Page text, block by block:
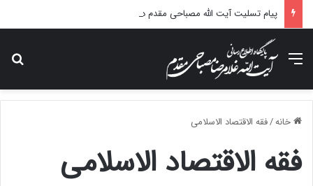
منو
خانه/فقه الاقتصاد الاسلامی
فقه الاقتصاد الاسلامی